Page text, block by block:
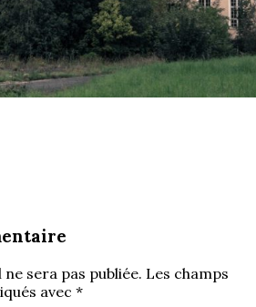
sera pas publiée. Les champs
avec *